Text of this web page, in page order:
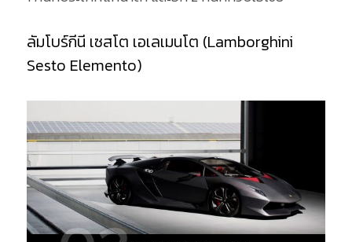
ลัมโบร์กีนี เซสโต เอเลเมนโต (Lamborghini
Sesto Elemento)